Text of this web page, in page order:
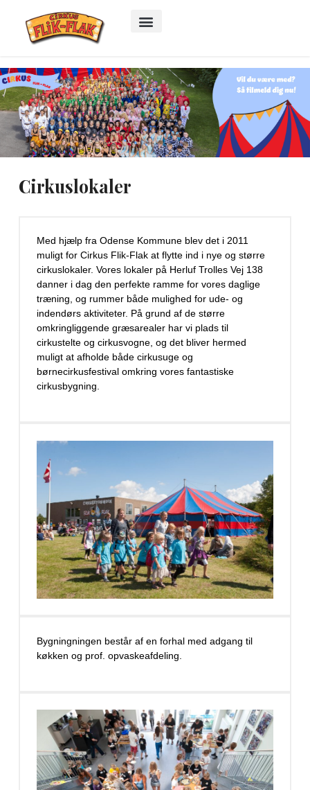
Cirkuslokaler
Med hjælp fra Odense Kommune blev det i 2011
muligt for Cirkus Flik-Flak at flytte ind i nye og større
cirkuslokaler. Vores lokaler på Herluf Trolles Vej 138
danner i dag den perfekte ramme for vores daglige
træning, og rummer både mulighed for ude- og
indendørs aktiviteter. På grund af de større
omkringliggende græsarealer har vi plads til
cirkustelte og cirkusvogne, og det bliver hermed
muligt at afholde både cirkusuge og
børnecirkusfestival omkring vores fantastiske
cirkusbygning.
Bygningningen består af en forhal med adgang til
køkken og prof. opvaskeafdeling.